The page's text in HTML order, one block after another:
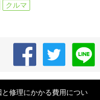
クルマ
修理にかかる費用につい